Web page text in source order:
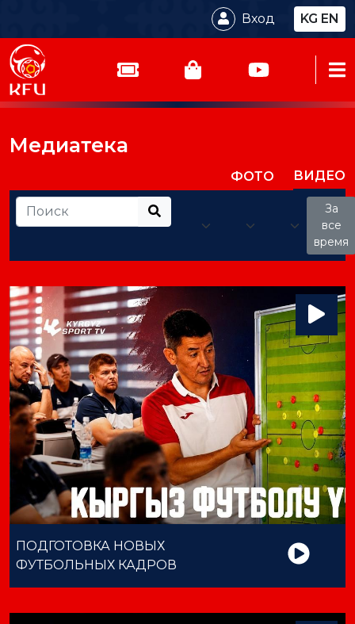
Вход KG EN
Медиатека
ФОТО ВИДЕО
За
все
время
ПОДГОТОВКА НОВЫХ
ФУТБОЛЬНЫХ КАДРОВ